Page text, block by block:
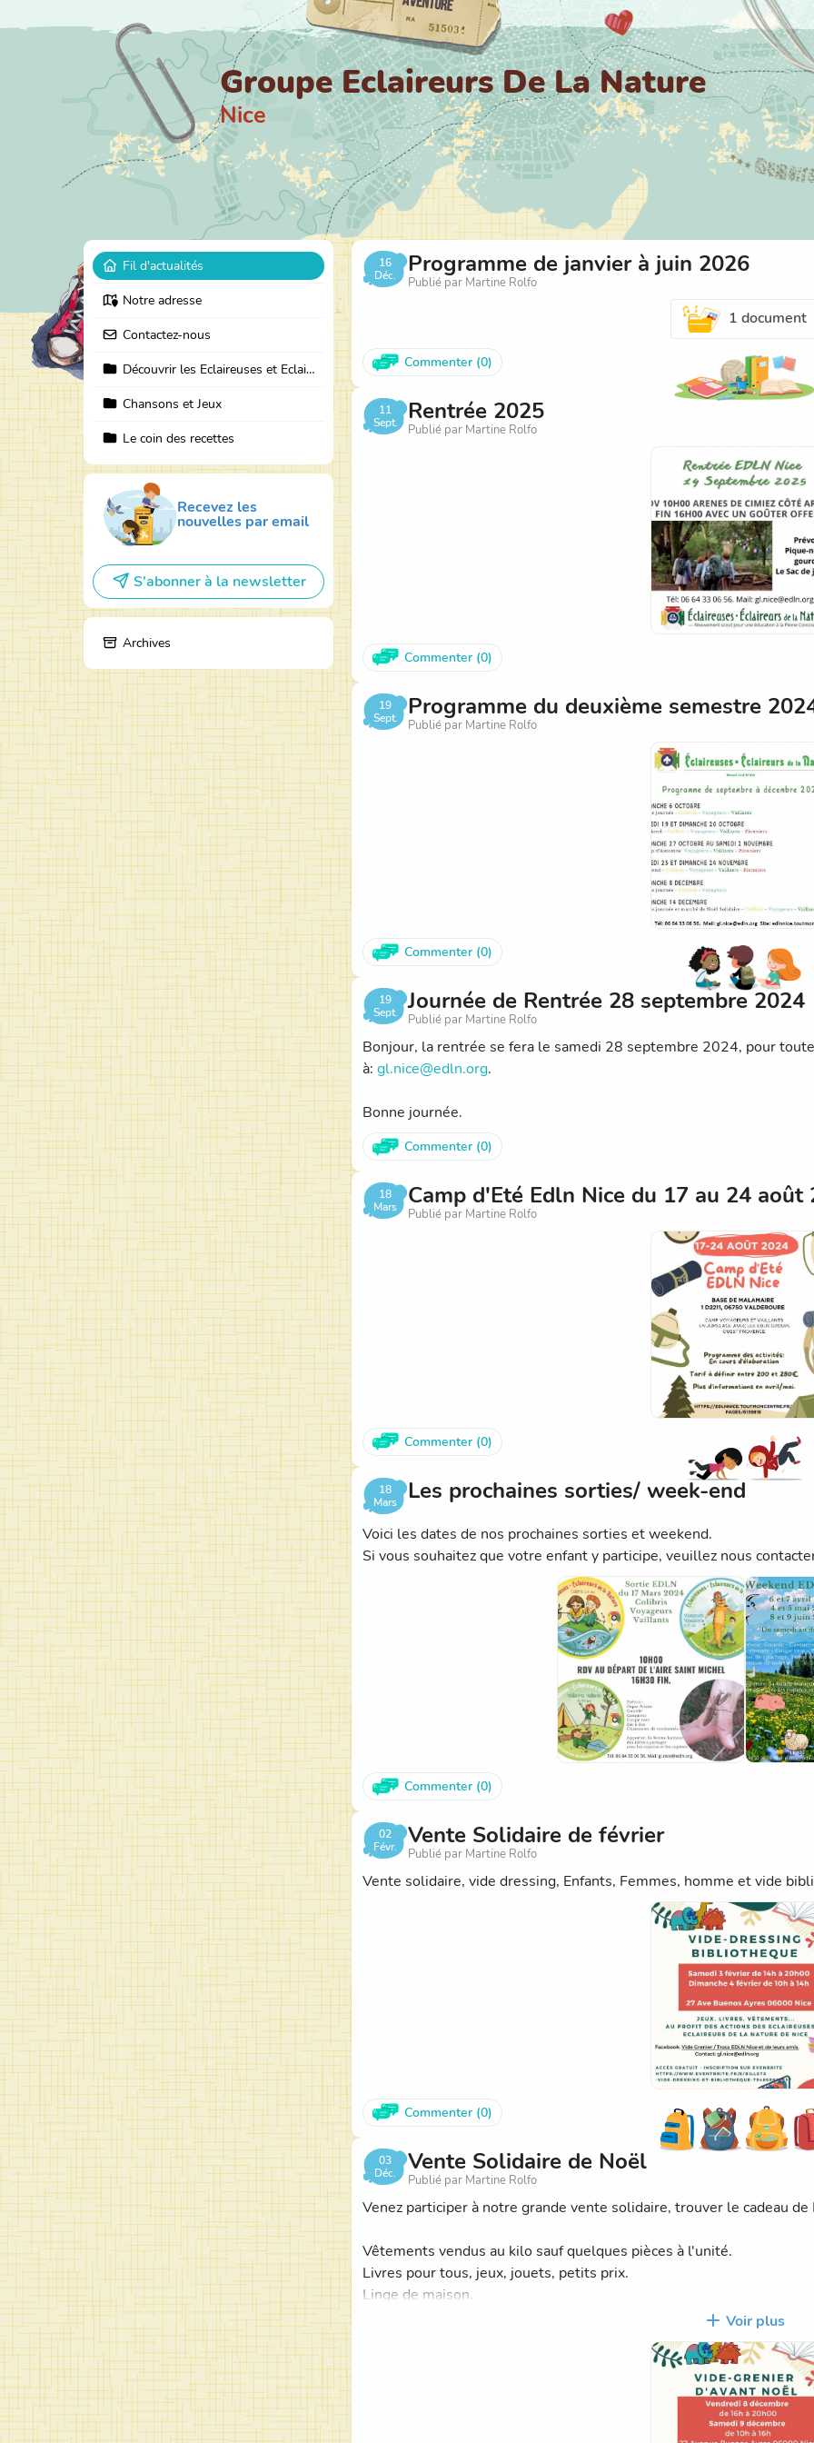
Groupe Eclaireurs De La Nature
Nice
Fil d'actualités
Notre adresse
Contactez-nous
Découvrir les Eclaireuses et Eclaireurs de la Nature
Chansons et Jeux
Le coin des recettes
Recevez les
nouvelles par email
S'abonner à la newsletter
Archives
16
Déc.
Programme de janvier à juin 2026
Publié par Martine Rolfo
1 document
Commenter (0)
11
Sept.
Rentrée 2025
Publié par Martine Rolfo
Commenter (0)
19
Sept.
Programme du deuxième semestre
Publié par Martine Rolfo
Commenter (0)
19
Sept.
Journée de Rentrée 28 septembre 2024
Publié par Martine Rolfo
Bonjour, la rentrée se fera le samedi 28 septembre 2024, pour
à: gl.nice@edln.org.
Bonne journée.
Commenter (0)
18
Mars
Camp d'Eté Edln Nice du 17 au 24 août
Publié par Martine Rolfo
Commenter (0)
18
Mars
Les prochaines sorties/ week-end
Voici les dates de nos prochaines sorties et weekend.
Si vous souhaitez que votre enfant y participe, veuillez nous
Commenter (0)
02
Févr.
Vente Solidaire de février
Publié par Martine Rolfo
Vente solidaire, vide dressing, Enfants, Femmes, homme et vide
Commenter (0)
03
Déc.
Vente Solidaire de Noël
Publié par Martine Rolfo
Venez participer à notre grande vente solidaire, trouver le cadeau
Vêtements vendus au kilo sauf quelques pièces à l'unité.
Livres pour tous, jeux, jouets, petits prix.
Linge de maison.
Les bénéfices vont au profit des Eclaireuses et Eclaireurs de la
Voir plus